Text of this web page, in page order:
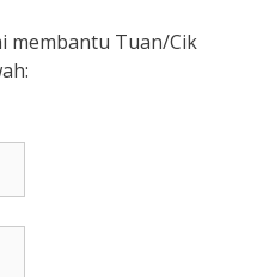
membantu Tuan/Cik